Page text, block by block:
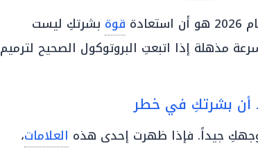
استعادة قوة بشرتكِ ليست
مذهلة إذا اتبعتِ البروتوكول الصحيح لترميم
وجهكِ جيداً. فإذا ظهرت إحدى هذه العلامات،